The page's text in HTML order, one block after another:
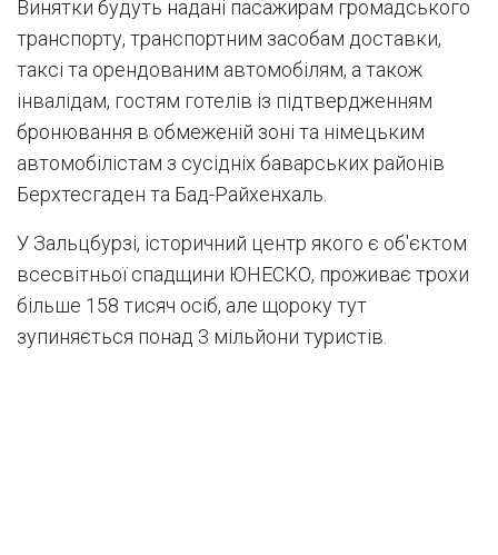
Винятки будуть надані пасажирам громадського
транспорту, транспортним засобам доставки,
таксі та орендованим автомобілям, а також
інвалідам, гостям готелів із підтвердженням
бронювання в обмеженій зоні та німецьким
автомобілістам з сусідніх баварських районів
Берхтесгаден та Бад-Райхенхаль.
У Зальцбурзі, історичний центр якого є об'єктом
всесвітньої спадщини ЮНЕСКО, проживає трохи
більше 158 тисяч осіб, але щороку тут
зупиняється понад 3 мільйони туристів.